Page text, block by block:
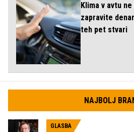
Klima v avtu
zapravite
teh pet stvari
NAJBOLJ
GLASBA